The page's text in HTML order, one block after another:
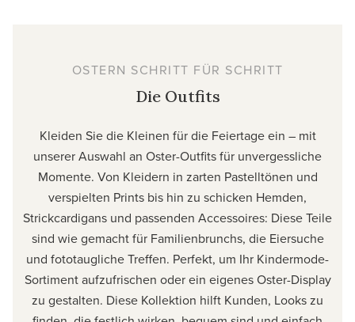
OSTERN SCHRITT FÜR SCHRITT
Die Outfits
Kleiden Sie die Kleinen für die Feiertage ein – mit
unserer Auswahl an Oster-Outfits für unvergessliche
Momente. Von Kleidern in zarten Pastelltönen und
verspielten Prints bis hin zu schicken Hemden,
Strickcardigans und passenden Accessoires: Diese Teile
sind wie gemacht für Familienbrunchs, die Eiersuche
und fototaugliche Treffen. Perfekt, um Ihr Kindermode-
Sortiment aufzufrischen oder ein eigenes Oster-Display
zu gestalten. Diese Kollektion hilft Kunden, Looks zu